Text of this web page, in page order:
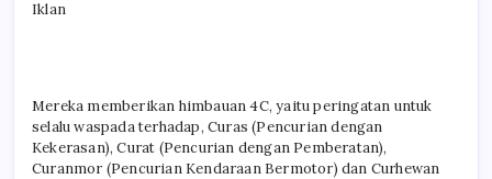
Iklan
Mereka memberikan himbauan 4C, yaitu peringatan untuk
selalu waspada terhadap, Curas (Pencurian dengan
Kekerasan), Curat (Pencurian dengan Pemberatan),
Curanmor (Pencurian Kendaraan Bermotor) dan Curhewan